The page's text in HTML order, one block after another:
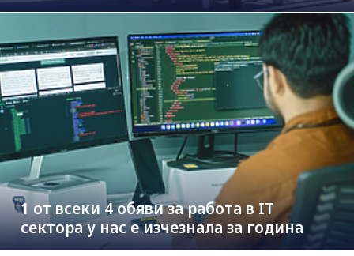
1 от всеки 4 обяви за работа в IT
сектора у нас е изчезнала за година